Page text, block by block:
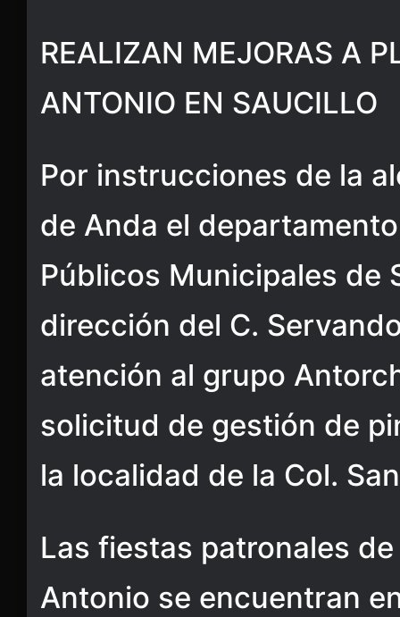
REALIZAN MEJORAS A
ANTONIO EN SAUCILLO
Por instrucciones de la
de Anda el
Públicos Municipales de
dirección del C.
atención al grupo
solicitud de gestión de
la localidad de la Col.
Las fiestas patronales
Antonio se encuentran